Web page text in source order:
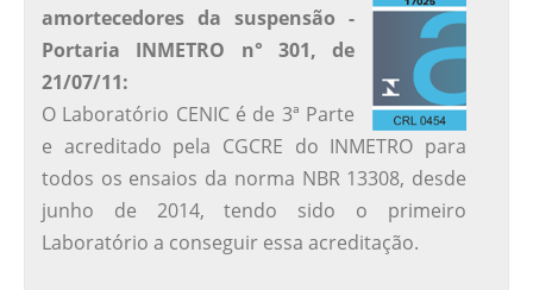
amortecedores da suspensão -
Portaria INMETRO n° 301, de
21/07/11:
O Laboratório CENIC é de 3ª Parte
e acreditado pela CGCRE do INMETRO para
todos os ensaios da norma NBR 13308, desde
junho de 2014, tendo sido o primeiro
Laboratório a conseguir essa acreditação.